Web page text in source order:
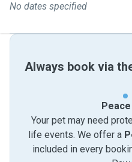
No dates specified
Always book via
Your pet may need
life events. We offer a
included in every